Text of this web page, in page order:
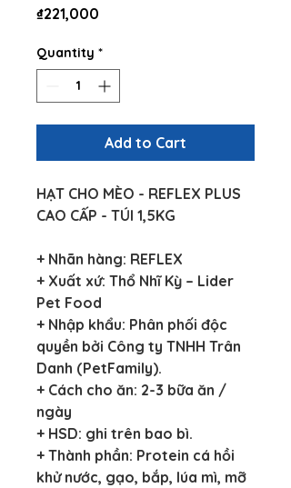
₫221,000
Quantity *
Add to Cart
HẠT CHO MÈO - REFLEX PLUS
CAO CẤP - TÚI 1,5KG
+ Nhãn hàng: REFLEX
+ Xuất xứ: Thổ Nhĩ Kỳ – Lider
Pet Food
+ Nhập khẩu: Phân phối độc
quyền bởi Công ty TNHH Trân
Danh (PetFamily).
+ Cách cho ăn: 2-3 bữa ăn /
ngày
+ HSD: ghi trên bao bì.
+ Thành phần: Protein cá hồi
khử nước, gạo, bắp, lúa mì, mỡ